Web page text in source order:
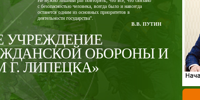
с безопасностью человека, всегда было и навсегда
останется одним из основных приоритетов в
деятельности государства".
В.В. ПУТИН
УЧРЕЖДЕНИЕ
ОБОРОНЫ И
ЛИПЕЦКА»